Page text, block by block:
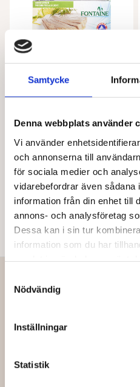
Samtycke
Denna webbplats använder
Vi använder
och annonserna till
för sociala medier och
vidarebefordrar även sådana
information från din enhet till
annons- och analysföretag
Dessa kan i sin tur
information som du har
Nödvändig
Inställningar
Statistik
FONTAINE
37,00kr
Läs mer
BaraBraMat består av två
starten 2012 har ambitionen
goda och prisvärda
stora hushållet. Maten vi
såväl den enskilda